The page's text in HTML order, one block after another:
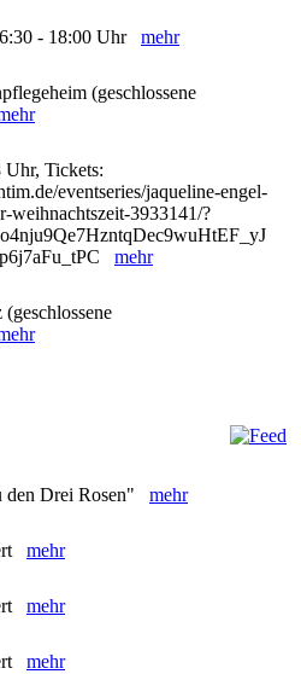
- 18:00 Uhr mehr
(geschlossene
Uhr, Tickets:
eventseries/jaqueline-engel-
weihnachtszeit-3933141/?
mehr
(geschlossene
den Drei Rosen" mehr
mehr
mehr
mehr